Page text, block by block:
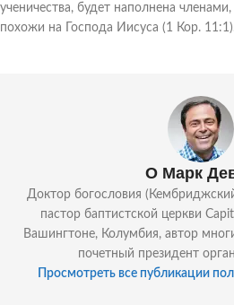
ученичества, будет наполнена
похожи на Господа Иисуса (1 Кор.
О Марк
Доктор богословия
пастор баптистской церкви
Вашингтоне, Колумбия, автор
почетный президент
Просмотреть все публикации